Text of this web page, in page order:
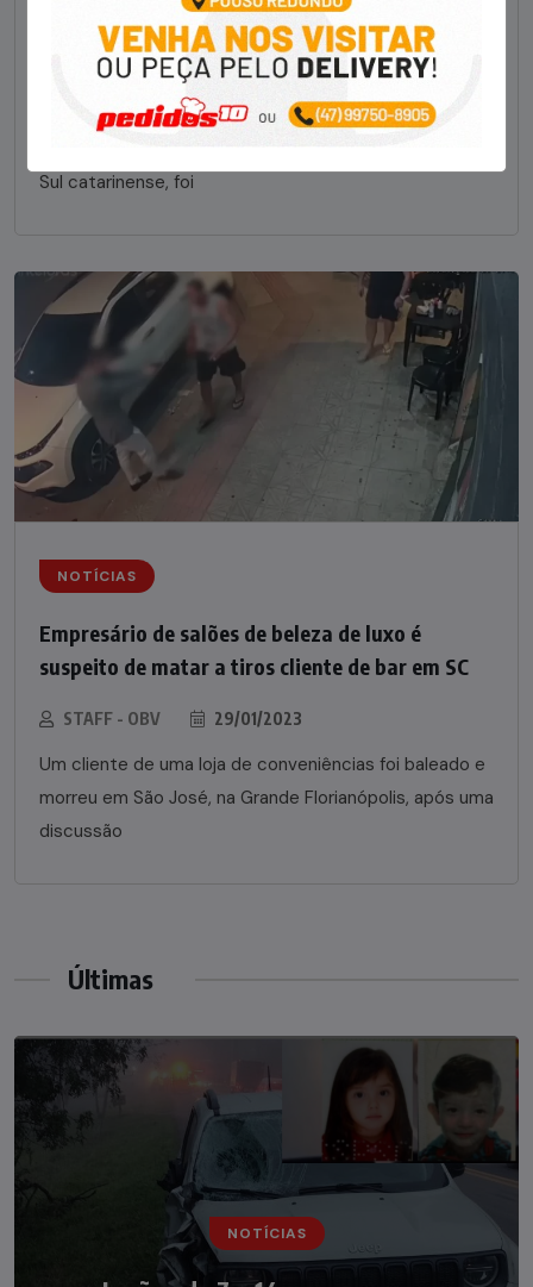
em bar morre em confronto com a polícia em SC
STAFF - OBV 29/01/2023
Um dos dois foragidos investigados pelo latrocínio de
Sul catarinense, foi
NOTÍCIAS
Empresário de salões de beleza de luxo é
suspeito de matar a tiros cliente de bar em SC
STAFF - OBV 29/01/2023
Um cliente de uma loja de conveniências foi baleado e
morreu em São José, na Grande Florianópolis, após uma
discussão
Últimas
NOTÍCIAS
NOTÍCIAS